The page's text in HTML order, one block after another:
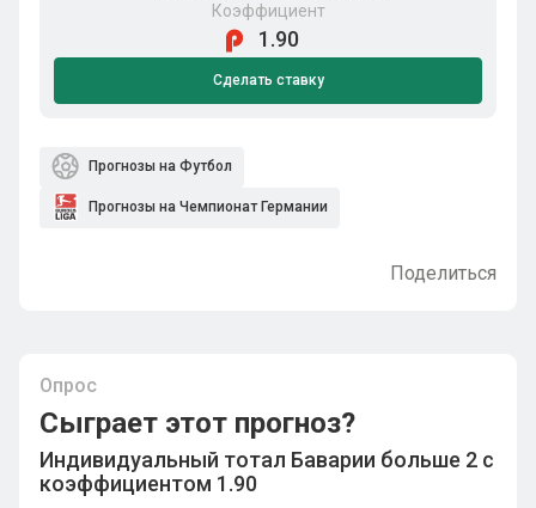
Коэффициент
1.90
Сделать ставку
Прогнозы на Футбол
Прогнозы на Чемпионат Германии
Поделиться
Опрос
Сыграет этот прогноз?
Индивидуальный тотал Баварии больше 2 с
коэффициентом 1.90